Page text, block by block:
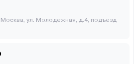
ул. Молодежная, д.4, подъезд